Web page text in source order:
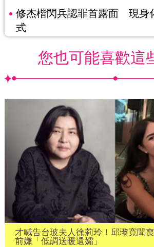
修杰楷閃兵認罪首露面 現身
式
您也可能喜歡這
才喊告台玻夫人徐莉玲！邱瓈寬聞
前嫌「低調送暖遺孀」